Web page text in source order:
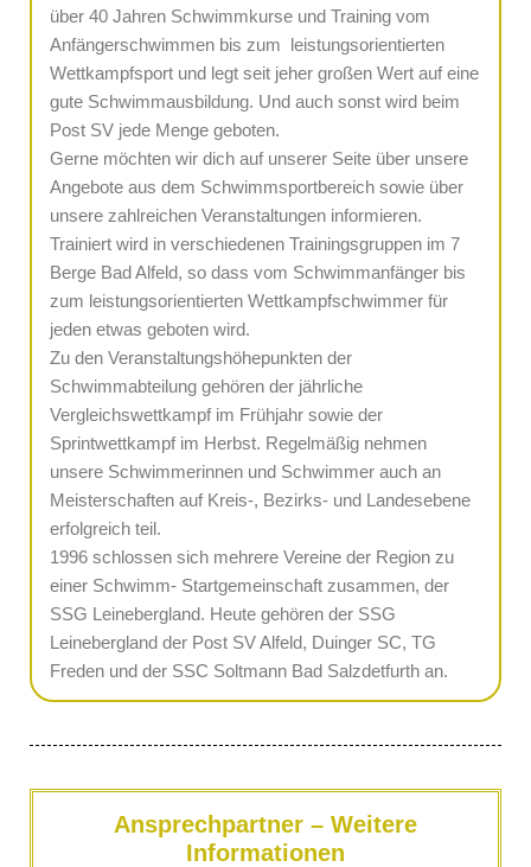
über 40 Jahren Schwimmkurse und Training vom
Anfängerschwimmen bis zum leistungsorientierten
Wettkampfsport und legt seit jeher großen Wert auf eine
gute Schwimmausbildung. Und auch sonst wird beim
Post SV jede Menge geboten.
Gerne möchten wir dich auf unserer Seite über unsere
Angebote aus dem Schwimmsportbereich sowie über
unsere zahlreichen Veranstaltungen informieren.
Trainiert wird in verschiedenen Trainingsgruppen im 7
Berge Bad Alfeld, so dass vom Schwimmanfänger bis
zum leistungsorientierten Wettkampfschwimmer für
jeden etwas geboten wird.
Zu den Veranstaltungshöhepunkten der
Schwimmabteilung gehören der jährliche
Vergleichswettkampf im Frühjahr sowie der
Sprintwettkampf im Herbst. Regelmäßig nehmen
unsere Schwimmerinnen und Schwimmer auch an
Meisterschaften auf Kreis-, Bezirks- und Landesebene
erfolgreich teil.
1996 schlossen sich mehrere Vereine der Region zu
einer Schwimm- Startgemeinschaft zusammen, der
SSG Leinebergland. Heute gehören der SSG
Leinebergland der Post SV Alfeld, Duinger SC, TG
Freden und der SSC Soltmann Bad Salzdetfurth an.
Ansprechpartner – Weitere
Informationen